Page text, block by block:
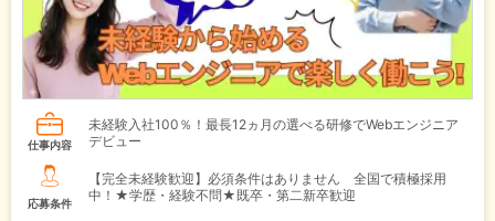
仕事内容
未経験入社100％！最長12ヵ月の選べる研修でWebエンジニア
デビュー
応募条件
【完全未経験歓迎】必須条件はありません 全国で積極採用
中！★学歴・経験不問★既卒・第二新卒歓迎